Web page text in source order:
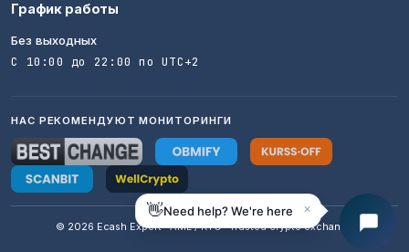
График работы
Без выходных
С 10:00 до 22:00 по UTC+2
НАС РЕКОМЕНДУЮТ МОНИТОРИНГИ
© 2026 Ecash Expert · AML / KYC · Trusted crypto exchange
👋Need help? We're here ×